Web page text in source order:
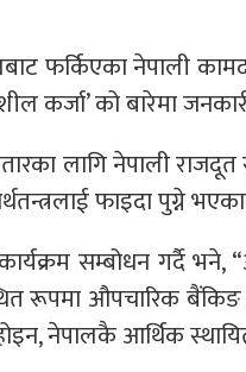
फर्किएका नेपाली
कर्जा’ को बारेमा
लागि नेपाली
फाइदा पुग्ने
सम्बोधन गर्दै भने,
रूपमा औपचारिक
नेपालकै आर्थिक